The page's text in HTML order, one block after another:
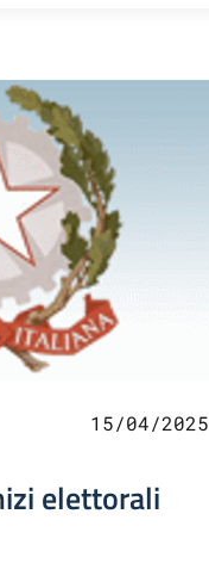
15/04/2025
elettorali